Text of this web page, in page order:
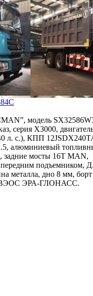
модель
серия Х3000,
л. с.), КПП
алюминиевый
задние мосты 16T MAN,
передним подъемником,
металла, дно 8 мм,
ЭРА-ГЛОНАСС.